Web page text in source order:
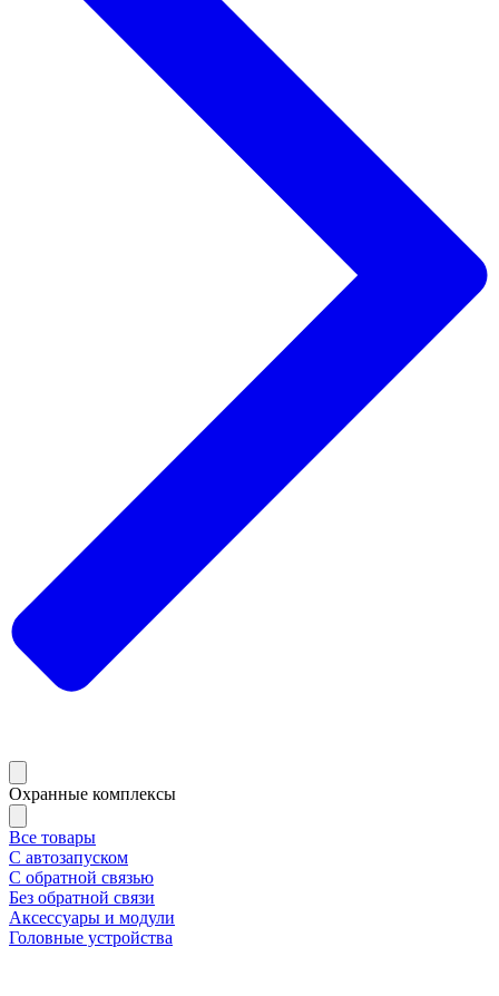
Охранные комплексы
Все товары
С автозапуском
С обратной связью
Без обратной связи
Аксессуары и модули
Головные устройства